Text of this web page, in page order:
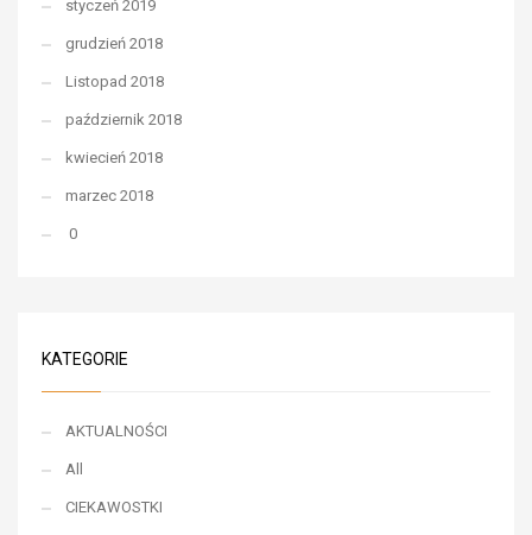
styczeń 2019
grudzień 2018
Listopad 2018
październik 2018
kwiecień 2018
marzec 2018
0
KATEGORIE
AKTUALNOŚCI
All
CIEKAWOSTKI